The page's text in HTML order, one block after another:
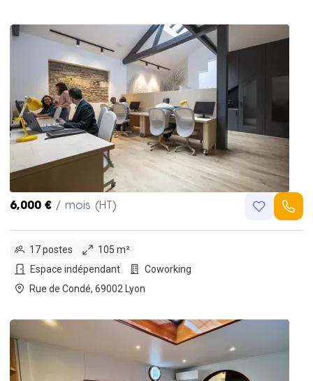
6,000 € / mois (HT)
17 postes
105 m²
Espace indépendant
Coworking
Rue de Condé, 69002 Lyon